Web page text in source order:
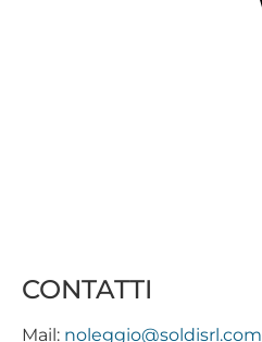
CONTATTI
Mail: noleggio@soldisrl.com